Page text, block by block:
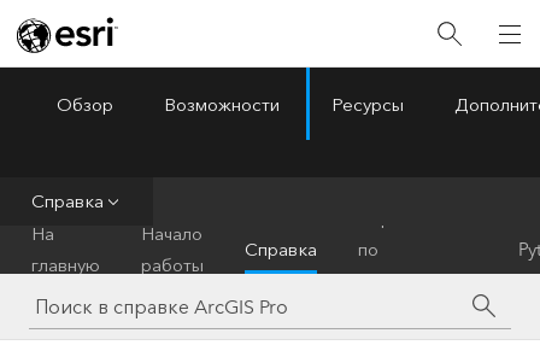
ArcGIS Pro
Обзор Возможности Ресурсы
Справка
На
главную
Начало
работы
Справка
по
инструментам